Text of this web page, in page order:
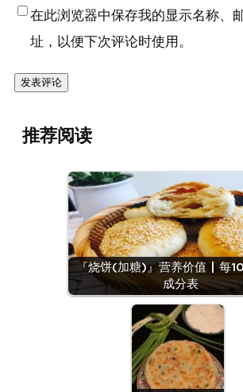
在此浏览器中保存我的显示名称、
址，以便下次评论时使用。
推荐阅读
『烧饼(加糖)』营养价值 | 每
成分表